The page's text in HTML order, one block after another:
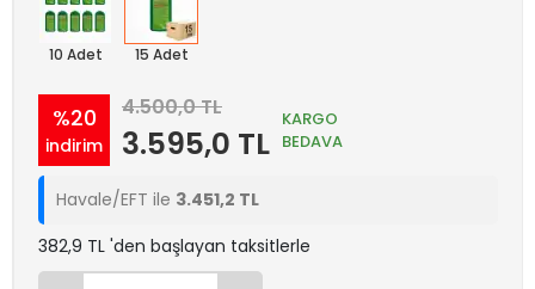
10 Adet 15 Adet
%20
indirim
4.500,0 TL
3.595,0 TL
KARGO
BEDAVA
Havale/EFT ile 3.451,2 TL
382,9 TL 'den başlayan taksitlerle